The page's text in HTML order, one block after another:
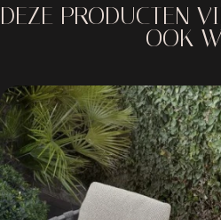
DEZE PRODUCTEN
OOK